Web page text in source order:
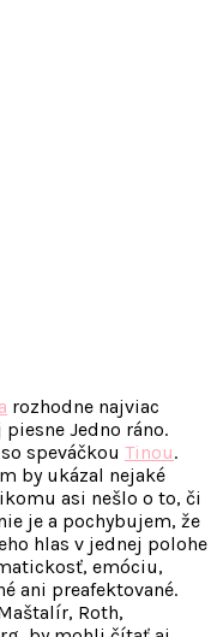
rozhodne najviac
Jedno ráno.
speváčkou Tinou.
by ukázal nejaké
asi nešlo o to, či
je a pochybujem, že
hlas v jednej polohe
emóciu,
ani preafektované.
Roth,